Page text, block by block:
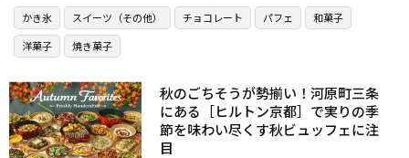
かき氷 スイーツ（その他） チョコレート パフェ
和菓子
洋菓子
焼き菓子
秋のごちそうが勢揃い！河原町三条
にある［ヒルトン京都］で実りの季
節を味わい尽くす秋ビュッフェに注
目